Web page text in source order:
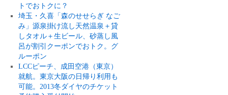
トでおトクに？
埼玉・久喜「森のせせらぎ なご
み」源泉掛け流し天然温泉＋貸
しタオル＋生ビール、砂蒸し風
呂が割引クーポンでおトク。グ
ルーポン
LCCピーチ、成田空港（東京）
就航。東京大阪の日帰り利用も
可能。2013冬ダイヤのチケット